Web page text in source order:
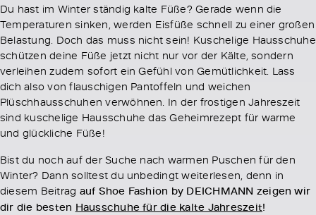
Du hast im Winter ständig kalte Füße? Gerade wenn die
Temperaturen sinken, werden Eisfüße schnell zu einer großen
Belastung. Doch das muss nicht sein! Kuschelige Hausschuhe
schützen deine Füße jetzt nicht nur vor der Kälte, sondern
verleihen zudem sofort ein Gefühl von Gemütlichkeit. Lass
dich also von flauschigen Pantoffeln und weichen
Plüschhausschuhen verwöhnen. In der frostigen Jahreszeit
sind kuschelige Hausschuhe das Geheimrezept für warme
und glückliche Füße!
Bist du noch auf der Suche nach warmen Puschen für den
Winter? Dann solltest du unbedingt weiterlesen, denn in
diesem Beitrag auf Shoe Fashion by DEICHMANN zeigen wir
dir die besten Hausschuhe für die kalte Jahreszeit!